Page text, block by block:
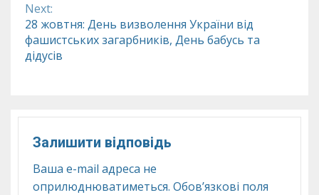
Next:
28 жовтня: День визволення України від
фашистських загарбників, День бабусь та
дідусів
Залишити відповідь
Ваша e-mail адреса не
оприлюднюватиметься. Обов’язкові поля